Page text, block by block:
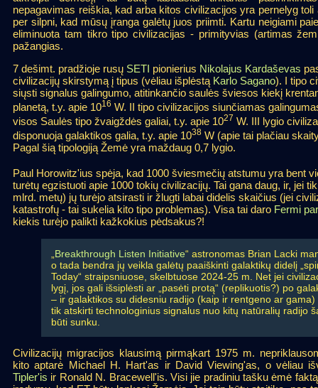
nepagavimas reiškia, kad arba kitos civilizacijos yra pernelyg toli
per silpni, kad mūsų įranga galėtų juos priimti. Kartu neigiami
eliminuota tam tikro tipo civilizacijas - primityvias (artimas
pažangias.
7 dešimt. pradžioje rusų SETI pionierius Nikolajus Kardaševas
civilizacijų skirstymą į tipus (vėliau išplėstą Karlo Sagano). I tipo
siųsti signalus galingumo, atitinkančio saulės šviesos kiekį
planetą, t.y. apie 1016 W. II tipo civilizacijos siunčiamas
visos Saulės tipo žvaigždės galiai, t.y. apie 1027 W. III lygio
disponuoja galaktikos galia, t.y. apie 1038 W (apie tai plačiau
Pagal šią tipologiją Žemė yra maždaug 0,7 lygio.
Paul Horowitz'ius spėja, kad 1000 šviesmečių atstumu yra bent
turėtų egzistuoti apie 1000 tokių civilizacijų. Tai gana daug, ir, jei
mlrd. metų) jų turėjo atsirasti ir žlugti labai didelis skaičius (jei
katastrofų - tai sukelia kito tipo problemas). Visa tai daro Fermi
kiekis turėjo palikti kažkokius pėdsakus?!
Breakthrough Listen Initiative“ astronomas Brian Lacki
o tada bendra jų veikla galėtų paaiškinti galaktikų didelį
Today“ straipsniuose, skelbtuose 2024-25 m. Net jei
lygį, jos gali išsiplėsti ar „pasėti protą“ (replikuotis?) po
– ir galaktikos su didesniu radijo (kaip ir rentgeno ar
tik atskirti technologinius signalus nuo kitų natūralių radijo
būti sunku.
Civilizacijų migracijos klausimą pirmąkart 1975 m.
kito aptarė Michael H. Hart'as ir David Viewing'as, o vėliau
Tipler'is ir Ronald N. Bracewell'is. Visi jie pradiniu tašku ėmė